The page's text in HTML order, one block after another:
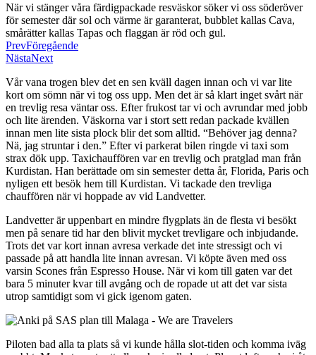
När vi stänger våra färdigpackade resväskor söker vi oss söderöver
för semester där sol och värme är garanterat, bubblet kallas Cava,
smårätter kallas Tapas och flaggan är röd och gul.
PrevFöregående
NästaNext
Vår vana trogen blev det en sen kväll dagen innan och vi var lite
kort om sömn när vi tog oss upp. Men det är så klart inget svårt när
en trevlig resa väntar oss. Efter frukost tar vi och avrundar med jobb
och lite ärenden. Väskorna var i stort sett redan packade kvällen
innan men lite sista plock blir det som alltid. “Behöver jag denna?
Nä, jag struntar i den.” Efter vi parkerat bilen ringde vi taxi som
strax dök upp. Taxichauffören var en trevlig och pratglad man från
Kurdistan. Han berättade om sin semester detta år, Florida, Paris och
nyligen ett besök hem till Kurdistan. Vi tackade den trevliga
chauffören när vi hoppade av vid Landvetter.
Landvetter är uppenbart en mindre flygplats än de flesta vi besökt
men på senare tid har den blivit mycket trevligare och inbjudande.
Trots det var kort innan avresa verkade det inte stressigt och vi
passade på att handla lite innan avresan. Vi köpte även med oss
varsin Scones från Espresso House. När vi kom till gaten var det
bara 5 minuter kvar till avgång och de ropade ut att det var sista
utrop samtidigt som vi gick igenom gaten.
Piloten bad alla ta plats så vi kunde hålla slot-tiden och komma iväg